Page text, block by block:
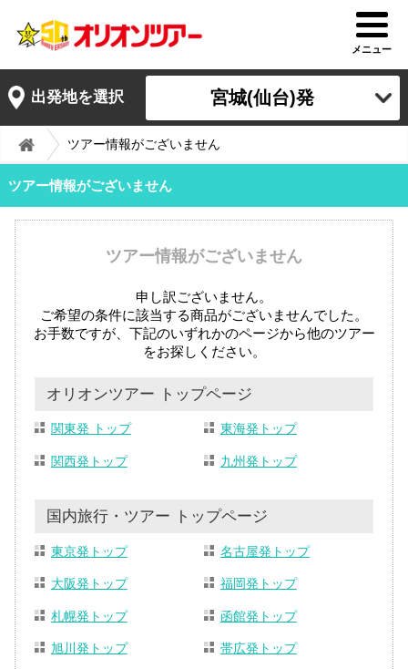
メニュー
出発地を選択 宮城(仙台)発
ツアー情報がございません
ツアー情報がございません
ツアー情報がございません
申し訳ございません。
ご希望の条件に該当する商品がございませんでした。
お手数ですが、下記のいずれかのページから他のツアー
をお探しください。
オリオンツアー トップページ
関東発 トップ 東海発トップ
関西発トップ 九州発トップ
国内旅行・ツアー トップページ
東京発トップ 名古屋発トップ
大阪発トップ 福岡発トップ
札幌発トップ 函館発トップ
旭川発トップ 帯広発トップ